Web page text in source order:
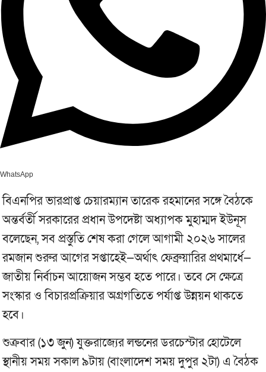
WhatsApp
বিএনপির ভারপ্রাপ্ত চেয়ারম্যান তারেক রহমানের সঙ্গে বৈঠকে
অন্তর্বর্তী সরকারের প্রধান উপদেষ্টা অধ্যাপক মুহাম্মদ ইউনূস
বলেছেন, সব প্রস্তুতি শেষ করা গেলে আগামী ২০২৬ সালের
রমজান শুরুর আগের সপ্তাহেই—অর্থাৎ ফেব্রুয়ারির প্রথমার্ধে—
জাতীয় নির্বাচন আয়োজন সম্ভব হতে পারে। তবে সে ক্ষেত্রে
সংস্কার ও বিচারপ্রক্রিয়ার অগ্রগতিতে পর্যাপ্ত উন্নয়ন থাকতে
হবে।
শুক্রবার (১৩ জুন) যুক্তরাজ্যের লন্ডনের ডরচেস্টার হোটেলে
স্থানীয় সময় সকাল ৯টায় (বাংলাদেশ সময় দুপুর ২টা) এ বৈঠক